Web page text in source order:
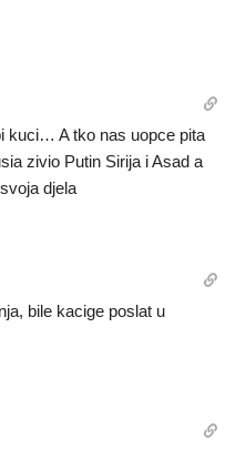
kuci… A tko nas uopce pita
zivio Putin Sirija i Asad a
djela
bile kacige poslat u